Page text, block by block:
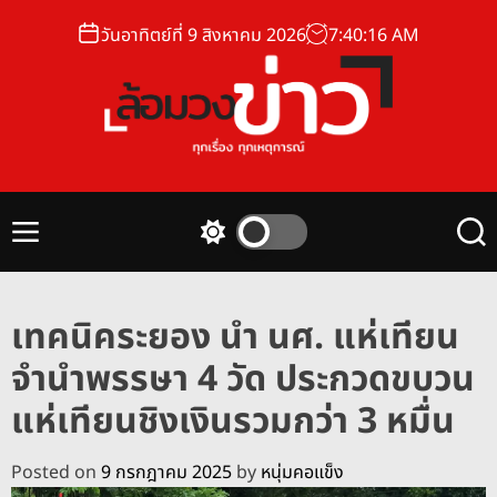
วันอาทิตย์ที่ 9 สิงหาคม 2026 7:40:17AM
อ
า
ว
M
c
h
l
o
r
m
S
c
h
เทคนิคระยอง นำ นศ. แห่เทียน
จำนำพรรษา 4 วัด ประกวดขบวน
แห่เทียนชิงเงินรวมกว่า 3 หมื่น
Posted on 9 กรกฎาคม 2025 by หนุ่มคอแข็ง